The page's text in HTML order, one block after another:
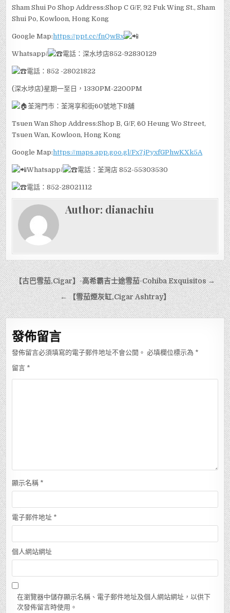
Sham Shui Po Shop Address:Shop C G/F, 92 Fuk Wing St., Sham
Shui Po, Kowloon, Hong Kong
Google Map:https://ppt.cc/fnQwBx
Whatsapp/ 電話：深水埗店852-92830129
電話：852 -28021822
(深水埗店)星期一至日，1330PM-2200PM
荃灣門市：荃灣享和街60號地下B舖
Tsuen Wan Shop Address:Shop B, G/F, 60 Heung Wo Street,
Tsuen Wan, Kowloon, Hong Kong
Google Map:https://maps.app.goo.gl/Fx7jPyxfGPhwKXk5A
Whatsapp/ 電話：荃灣店 852-55303530
電話：852-28021112
Author: dianachiu
文
章
導
覽
【古巴雪茄,Cigar】-高希霸吉士途雪茄-Cohiba Exquisitos →
← 【雪茄煙灰缸,Cigar Ashtray】
發佈留言
發佈留言必須填寫的電子郵件地址不會公開。 必填欄位標示為 *
留言 *
顯示名稱 *
電子郵件地址 *
個人網站網址
在瀏覽器中儲存顯示名稱、電子郵件地址及個人網站網址，以供下
次發佈留言時使用。